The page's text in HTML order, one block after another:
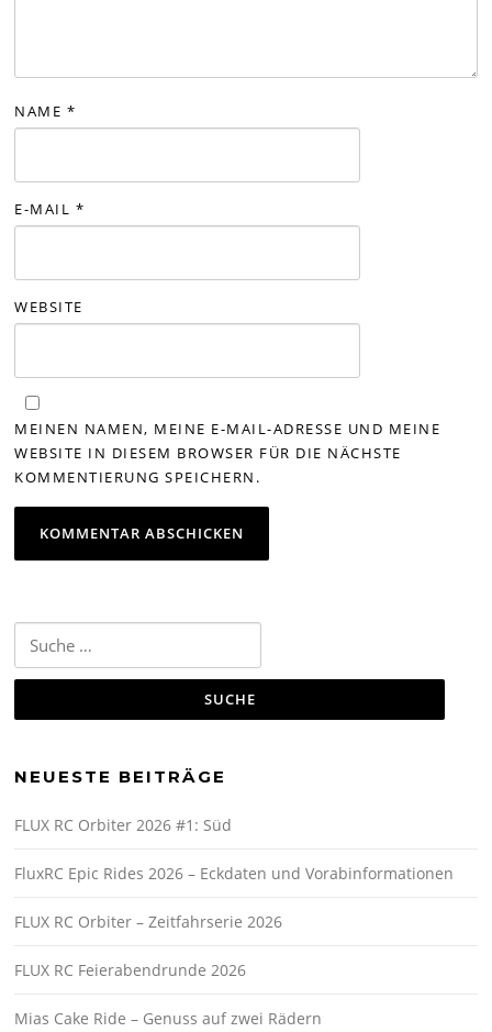
NAME *
E-MAIL *
WEBSITE
MEINEN NAMEN, MEINE E-MAIL-ADRESSE UND MEINE
WEBSITE IN DIESEM BROWSER FÜR DIE NÄCHSTE
KOMMENTIERUNG SPEICHERN.
nach:
NEUESTE BEITRÄGE
FLUX RC Orbiter 2026 #1: Süd
FluxRC Epic Rides 2026 – Eckdaten und Vorabinformationen
FLUX RC Orbiter – Zeitfahrserie 2026
FLUX RC Feierabendrunde 2026
Mias Cake Ride – Genuss auf zwei Rädern